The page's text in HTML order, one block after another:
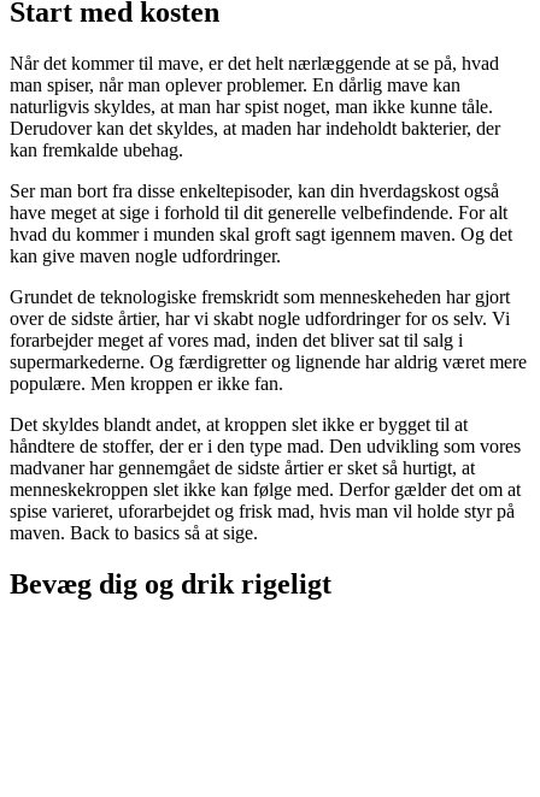
Start med kosten
Når det kommer til mave, er det helt nærlæggende at se på, hvad
man spiser, når man oplever problemer. En dårlig mave kan
naturligvis skyldes, at man har spist noget, man ikke kunne tåle.
Derudover kan det skyldes, at maden har indeholdt bakterier, der
kan fremkalde ubehag.
Ser man bort fra disse enkeltepisoder, kan din hverdagskost også
have meget at sige i forhold til dit generelle velbefindende. For alt
hvad du kommer i munden skal groft sagt igennem maven. Og det
kan give maven nogle udfordringer.
Grundet de teknologiske fremskridt som menneskeheden har gjort
over de sidste årtier, har vi skabt nogle udfordringer for os selv. Vi
forarbejder meget af vores mad, inden det bliver sat til salg i
supermarkederne. Og færdigretter og lignende har aldrig været mere
populære. Men kroppen er ikke fan.
Det skyldes blandt andet, at kroppen slet ikke er bygget til at
håndtere de stoffer, der er i den type mad. Den udvikling som vores
madvaner har gennemgået de sidste årtier er sket så hurtigt, at
menneskekroppen slet ikke kan følge med. Derfor gælder det om at
spise varieret, uforarbejdet og frisk mad, hvis man vil holde styr på
maven. Back to basics så at sige.
Bevæg dig og drik rigeligt